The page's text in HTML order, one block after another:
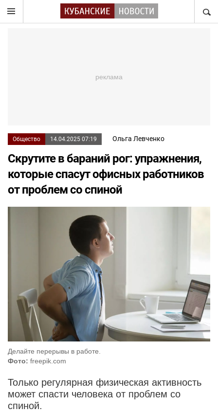
Общество 14.04.2025 07:19 Ольга Левченко
Скрутите в бараний рог: упражнения,
которые спасут офисных работников
от проблем со спиной
Делайте перерывы в работе.
Фото: freepik.com
Только регулярная физическая активность
может спасти человека от проблем со
спиной.